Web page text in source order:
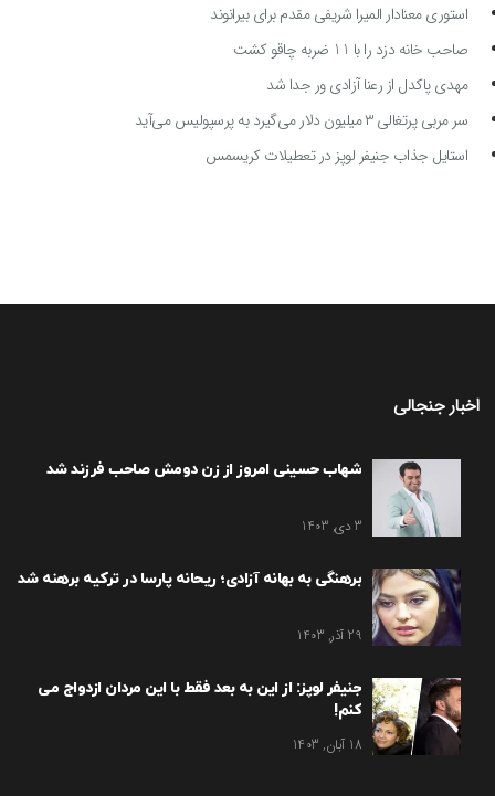
استوری معنادار المیرا شریفی مقدم برای بیرانوند
صاحب خانه دزد را با 11 ضربه چاقو کشت
مهدی پاکدل از رعنا آزادی ور جدا شد
سر مربی پرتغالی ۳ میلیون دلار می‌گیرد به پرسپولیس می‌آید
استایل جذاب جنیفر لوپز در تعطیلات کریسمس
اخبار جنجالی
شهاب حسینی امروز از زن دومش صاحب فرزند شد
3 دی, 1403
برهنگی به بهانه آزادی؛ ریحانه پارسا در ترکیه برهنه شد
29 آذر, 1403
جنیفر لوپز: از این به بعد فقط با این مردان ازدواج می
کنم!
18 آبان, 1403